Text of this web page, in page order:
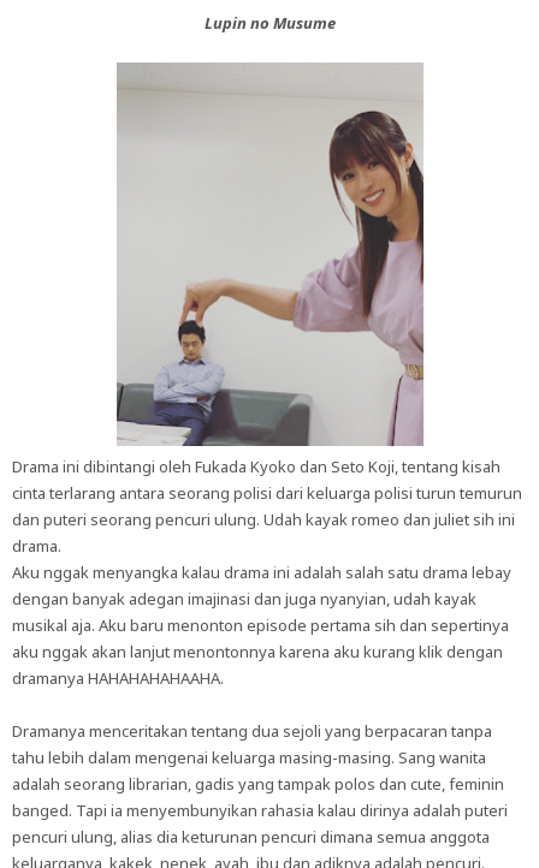
Lupin no Musume
Drama ini dibintangi oleh Fukada Kyoko dan Seto Koji, tentang kisah
cinta terlarang antara seorang polisi dari keluarga polisi turun temurun
dan puteri seorang pencuri ulung. Udah kayak romeo dan juliet sih ini
drama.
Aku nggak menyangka kalau drama ini adalah salah satu drama lebay
dengan banyak adegan imajinasi dan juga nyanyian, udah kayak
musikal aja. Aku baru menonton episode pertama sih dan sepertinya
aku nggak akan lanjut menontonnya karena aku kurang klik dengan
dramanya HAHAHAHAHAAHA.
Dramanya menceritakan tentang dua sejoli yang berpacaran tanpa
tahu lebih dalam mengenai keluarga masing-masing. Sang wanita
adalah seorang librarian, gadis yang tampak polos dan cute, feminin
banged. Tapi ia menyembunyikan rahasia kalau dirinya adalah puteri
pencuri ulung, alias dia keturunan pencuri dimana semua anggota
keluarganya, kakek, nenek, ayah, ibu dan adiknya adalah pencuri.